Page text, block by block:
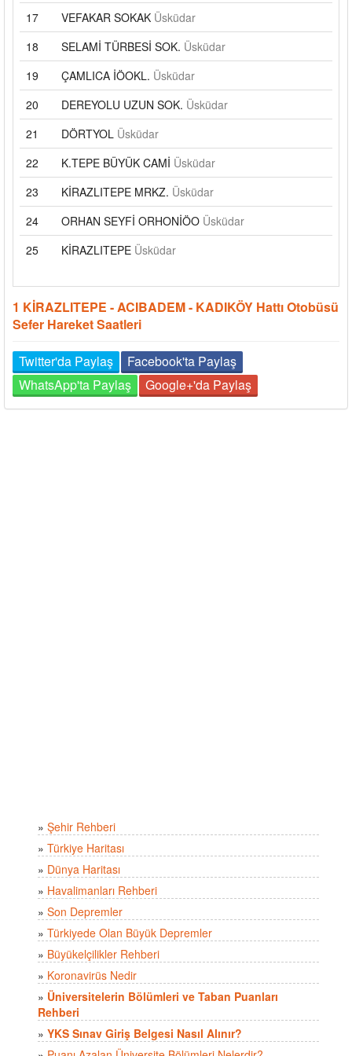
17 VEFAKAR SOKAK Üsküdar
18
SELAMİ TÜRBESİ SOK. Üsküdar
19
ÇAMLICA İÖOKL. Üsküdar
20
DEREYOLU UZUN SOK. Üsküdar
21
DÖRTYOL Üsküdar
22
K.TEPE BÜYÜK CAMİ Üsküdar
23
KİRAZLITEPE MRKZ. Üsküdar
24
ORHAN SEYFİ ORHONİÖO Üsküdar
25
KİRAZLITEPE Üsküdar
1 KİRAZLITEPE - ACIBADEM - KADIKÖY Hattı Otobüsü
Sefer Hareket Saatleri
Twitter'da Paylaş
Facebook'ta Paylaş
WhatsApp'ta Paylaş
Google+'da Paylaş
» Şehir Rehberi
» Türkiye Haritası
» Dünya Haritası
» Havalimanları Rehberi
» Son Depremler
» Türkiyede Olan Büyük Depremler
» Büyükelçilikler Rehberi
» Koronavirüs Nedir
» Üniversitelerin Bölümleri ve Taban Puanları
Rehberi
» YKS Sınav Giriş Belgesi Nasıl Alınır?